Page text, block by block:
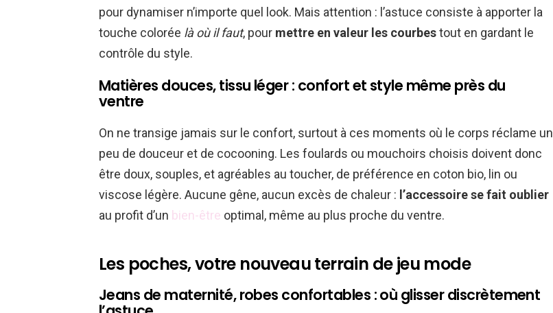
pour dynamiser n’importe quel look. Mais attention : l’astuce consiste à apporter la
touche colorée là où il faut, pour mettre en valeur les courbestout en gardant le
contrôle du style.
Matières douces, tissu léger : confort et style même près du
ventre
On ne transige jamais sur le confort, surtout à ces moments où le corps réclame un
peu de douceur et de cocooning. Les foulards ou mouchoirs choisis doivent donc
être doux, souples, et agréables au toucher, de préférence en coton bio, lin ou
viscose légère. Aucune gêne, aucun excès de chaleur : l’accessoire se fait oublier
au profit d’un bien-être optimal, même au plus proche du ventre.
Les poches, votre nouveau terrain de jeu mode
Jeans de maternité, robes confortables : où glisser discrètement